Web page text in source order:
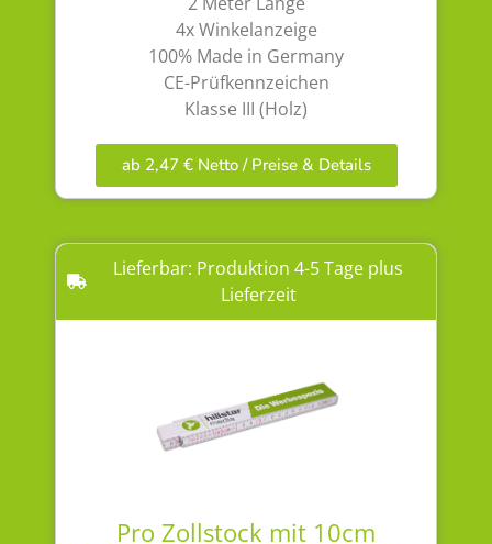
4x Winkelanzeige
100% Made in Germany
CE-Prüfkennzeichen
Klasse III (Holz)
ab 2,47 € Netto / Preise & Details
Lieferbar: Produktion 4-5 Tage plus
Lieferzeit
Pro Zollstock mit 10cm